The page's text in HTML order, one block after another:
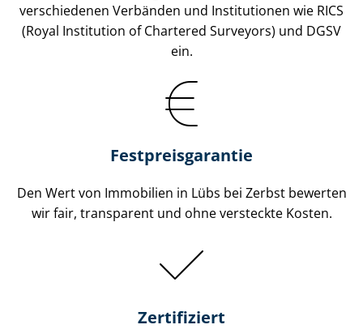
verschiedenen Verbänden und Institutionen wie RICS
(Royal Institution of Chartered Surveyors) und DGSV
ein.
Festpreis​garantie
Den Wert von Immobilien in Lübs bei Zerbst bewerten
wir fair, transparent und ohne versteckte Kosten.
Zertifiziert